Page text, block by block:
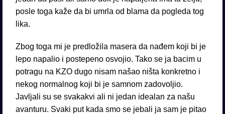
posle toga kaže da bi umrla od blama da pogleda tog
lika.
Zbog toga mi je predložila masera da nađem koji bi je
lepo napalio i postepeno osvojio. Tako se ja bacim u
potragu na KZO dugo nisam našao ništa konkretno i
nekog normalnog koji bi je samnom zadovoljio.
Javljali su se svakakvi ali ni jedan idealan za našu
avanturu. Svaki put kada smo se jebali ja sam je pitao